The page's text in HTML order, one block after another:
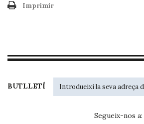
Imprimir
BUTLLETÍ
Segueix-nos a: